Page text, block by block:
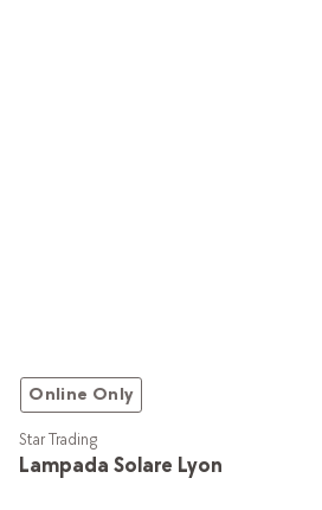
Online Only
Lampada Solare Lyon
Star Trading